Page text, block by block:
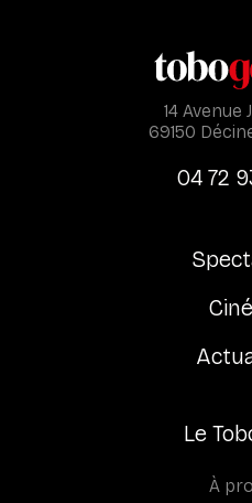
14 Avenue
69150
04 72
Le
À